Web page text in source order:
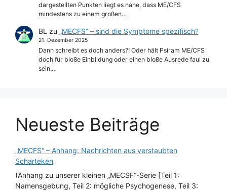
dargestellten Punkten liegt es nahe, dass ME/CFS
mindestens zu einem großen…
BL zu „MECFS“ – sind die Symptome spezifisch?
21. Dezember 2025
Dann schreibt es doch anders?! Oder hält Psiram ME/CFS
doch für bloße Einbildung oder einen bloße Ausrede faul zu
sein.…
Neueste Beiträge
„MECFS“ – Anhang: Nachrichten aus verstaubten
Scharteken
(Anhang zu unserer kleinen „MECSF“-Serie [Teil 1:
Namensgebung, Teil 2: mögliche Psychogenese, Teil 3: